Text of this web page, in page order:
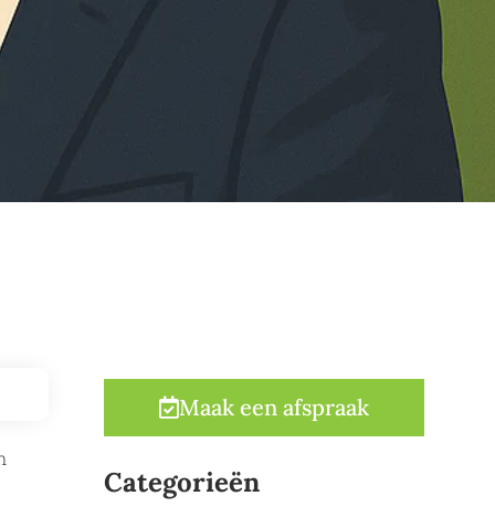
Maak een afspraak
Categorieën